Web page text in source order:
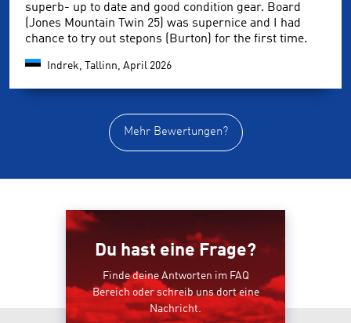
superb- up to date and good condition gear. Board
(Jones Mountain Twin 25) was supernice and I had
chance to try out stepons (Burton) for the first time.
Indrek, Tallinn, April 2026
Mehr Bewertungen?
Du hast eine Frage?
Finde deine Antworten im FAQ
Bereich oder schreib uns dort eine
Nachricht.